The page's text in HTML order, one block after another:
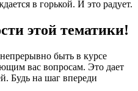
в горькой. И это радует.
этой тематики!
быть в курсе
вас вопросам. Это дает
Будь на шаг впереди